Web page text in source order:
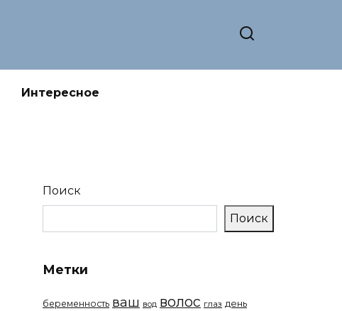
Интересное
Поиск
Поиск
Метки
беременность ваш вод волос глаз день